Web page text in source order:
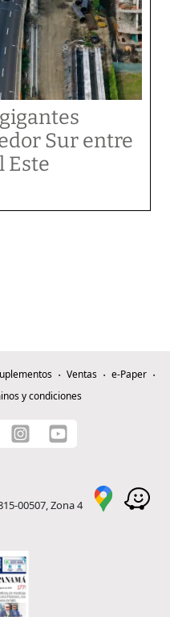
Sur entre
Este
Ventas
e-Paper
y condiciones
00507, Zona 4